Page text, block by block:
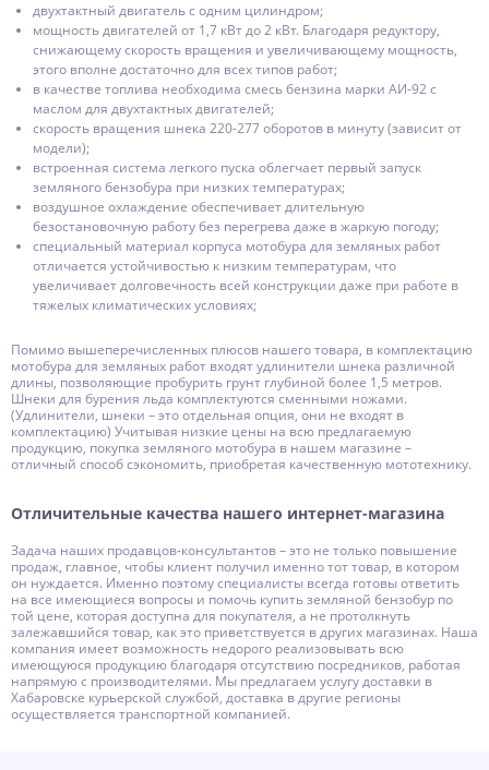
двухтактный двигатель с одним цилиндром;
мощность двигателей от 1,7 кВт до 2 кВт. Благодаря редуктору,
снижающему скорость вращения и увеличивающему мощность,
этого вполне достаточно для всех типов работ;
в качестве топлива необходима смесь бензина марки АИ-92 с
маслом для двухтактных двигателей;
скорость вращения шнека 220-277 оборотов в минуту (зависит от
модели);
встроенная система легкого пуска облегчает первый запуск
земляного бензобура при низких температурах;
воздушное охлаждение обеспечивает длительную
безостановочную работу без перегрева даже в жаркую погоду;
специальный материал корпуса мотобура для земляных работ
отличается устойчивостью к низким температурам, что
увеличивает долговечность всей конструкции даже при работе в
тяжелых климатических условиях;
Помимо вышеперечисленных плюсов нашего товара, в комплектацию
мотобура для земляных работ входят удлинители шнека различной
длины, позволяющие пробурить грунт глубиной более 1,5 метров.
Шнеки для бурения льда комплектуются сменными ножами.
(Удлинители, шнеки – это отдельная опция, они не входят в
комплектацию) Учитывая низкие цены на всю предлагаемую
продукцию, покупка земляного мотобура в нашем магазине –
отличный способ сэкономить, приобретая качественную мототехнику.
Отличительные качества нашего интернет-магазина
Задача наших продавцов-консультантов – это не только повышение
продаж, главное, чтобы клиент получил именно тот товар, в котором
он нуждается. Именно поэтому специалисты всегда готовы ответить
на все имеющиеся вопросы и помочь купить земляной бензобур по
той цене, которая доступна для покупателя, а не протолкнуть
залежавшийся товар, как это приветствуется в других магазинах. Наша
компания имеет возможность недорого реализовывать всю
имеющуюся продукцию благодаря отсутствию посредников, работая
напрямую с производителями. Мы предлагаем услугу доставки в
Хабаровске курьерской службой, доставка в другие регионы
осуществляется транспортной компанией.